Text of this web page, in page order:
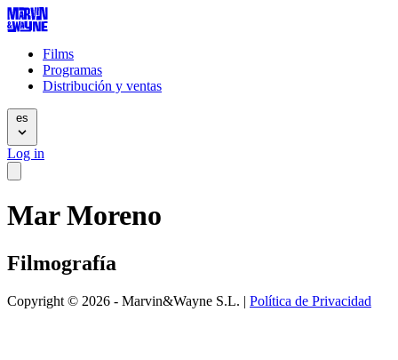
Films
Programas
Distribución y ventas
es
Log in
Mar Moreno
Filmografía
Copyright © 2026 - Marvin&Wayne S.L. | Política de Privacidad